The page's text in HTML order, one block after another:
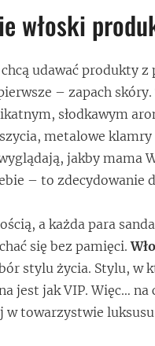
włoski
udawać produkty z
– zapach
słodkawym
metalowe
jakby mama
– to zdecydowanie
a każda para
się bez pamięci.
stylu życia. Stylu, w
jest jak VIP. Więc… na
w towarzystwie